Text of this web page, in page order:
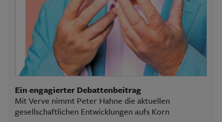
Ein engagierter Debattenbeitrag
Mit Verve nimmt Peter Hahne die aktuellen
gesellschaftlichen Entwicklungen aufs Korn